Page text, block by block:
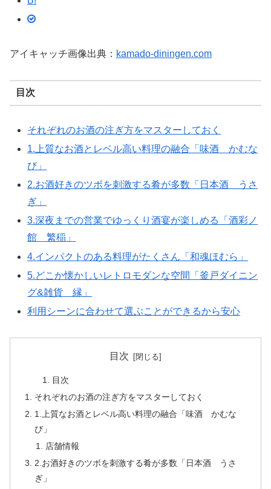
アイキャッチ画像出典： kamado-diningen.com
目次
それぞれのお酒の注ぎ方をマスターしておく
1.上質なお酒とレベル高い料理の融合「味酒 かむな
び」
2.お酒好きのツボを刺激する肴が多数「日本酒 うさ
ぎ」
3.深夜までの営業でゆっくり酒宴が楽しめる「酒彩ノ
館 繁稲」
4.インパクトのある料理がたくさん「和魂ほむら」
5.どこか懐かしいレトロモダンな空間「釜戸ダイニン
グ&雑貨 縁」
利用シーンに合わせて選ぶことができるから安心
目次
目次
それぞれのお酒の注ぎ方をマスターしておく
1.上質なお酒とレベル高い料理の融合「味酒 かむな
び」
店舗情報
2.お酒好きのツボを刺激する肴が多数「日本酒 うさ
ぎ」